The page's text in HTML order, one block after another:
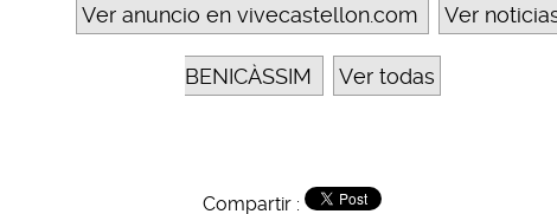
Ver anuncio en vivecastellon.com Ver
BENICÀSSIM Ver todas
Compartir :